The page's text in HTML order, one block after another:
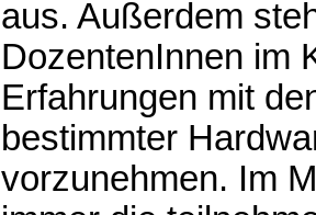
aus. Außerdem
DozentenInnen im
Erfahrungen mit
bestimmter
vorzunehmen. Im